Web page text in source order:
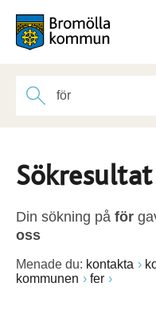
Sökresultat
Din sökning på för
oss
Menade du: kontakta
kommunen
fer